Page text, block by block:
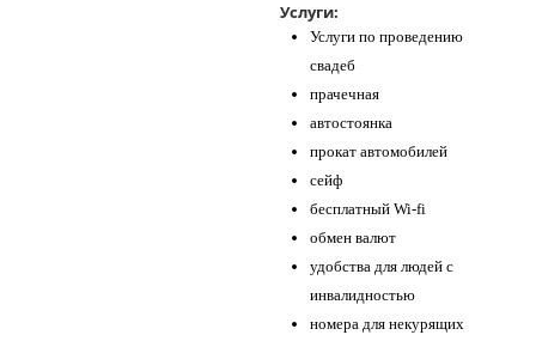
Услуги:
Услуги по проведению
свадеб
прачечная
автостоянка
прокат автомобилей
сейф
бесплатный Wi-fi
обмен валют
удобства для людей с
инвалидностью
номера для некурящих